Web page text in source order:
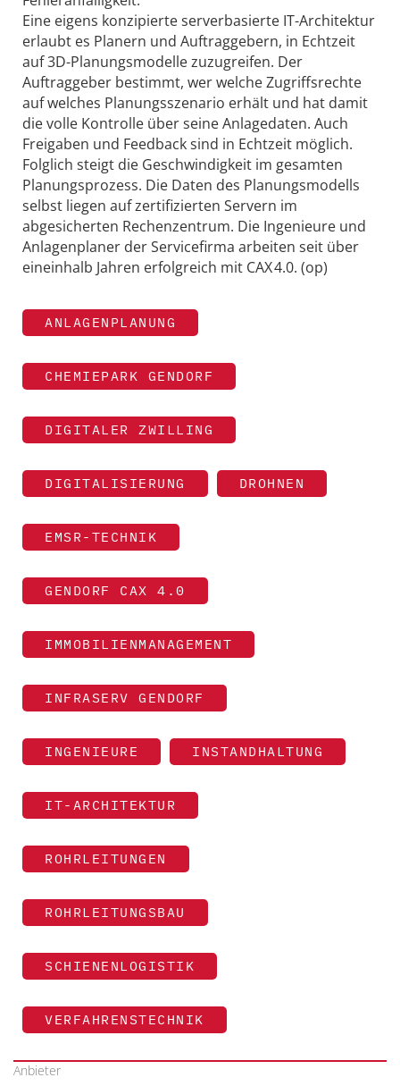
Eine eigens konzipierte serverbasierte IT-Architektur
erlaubt es Planern und Auftraggebern, in Echtzeit
auf 3D-Planungsmodelle zuzugreifen. Der
Auftraggeber bestimmt, wer welche Zugriffsrechte
auf welches Planungsszenario erhält und hat damit
die volle Kontrolle über seine Anlagedaten. Auch
Freigaben und Feedback sind in Echtzeit möglich.
Folglich steigt die Geschwindigkeit im gesamten
Planungsprozess. Die Daten des Planungsmodells
selbst liegen auf zertifizierten Servern im
abgesicherten Rechenzentrum. Die Ingenieure und
Anlagenplaner der Servicefirma arbeiten seit über
eineinhalb Jahren erfolgreich mit CAX 4.0. (op)
ANLAGENPLANUNG
CHEMIEPARK GENDORF
DIGITALER ZWILLING
DIGITALISIERUNG DROHNEN
EMSR-TECHNIK
GENDORF CAX 4.0
IMMOBILIENMANAGEMENT
INFRASERV GENDORF
INGENIEURE INSTANDHALTUNG
IT-ARCHITEKTUR
ROHRLEITUNGEN
ROHRLEITUNGSBAU
SCHIENENLOGISTIK
VERFAHRENSTECHNIK
Anbieter